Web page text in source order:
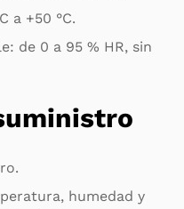
a +50 °C.
de 0 a 95 % HR, sin
humedad y